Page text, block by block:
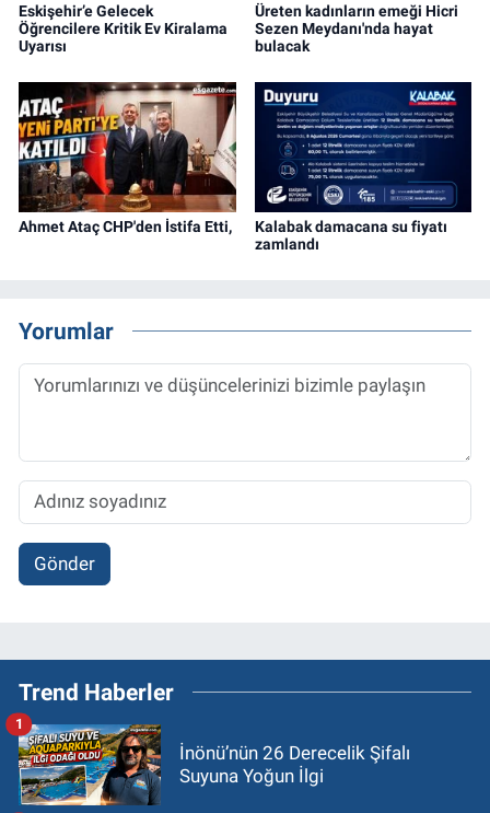
Eskişehir’e Gelecek
Öğrencilere Kritik Ev Kiralama
Uyarısı
Üreten kadınların emeği Hicri
Sezen Meydanı'nda hayat
bulacak
Ahmet Ataç CHP'den İstifa Etti,
Kalabak damacana su fiyatı
zamlandı
Yorumlar
Gönder
Trend Haberler
İnönü’nün 26 Derecelik Şifalı
Suyuna Yoğun İlgi
1